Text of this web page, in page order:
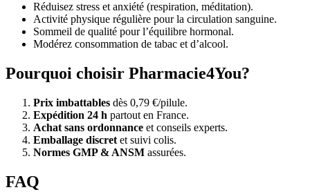
Réduisez stress et anxiété (respiration, méditation).
Activité physique régulière pour la circulation sanguine.
Sommeil de qualité pour l’équilibre hormonal.
Modérez consommation de tabac et d’alcool.
Pourquoi choisir Pharmacie4You?
Prix imbattables dès 0,79 €/pilule.
Expédition 24 h partout en France.
Achat sans ordonnance et conseils experts.
Emballage discret et suivi colis.
Normes GMP & ANSM assurées.
FAQ